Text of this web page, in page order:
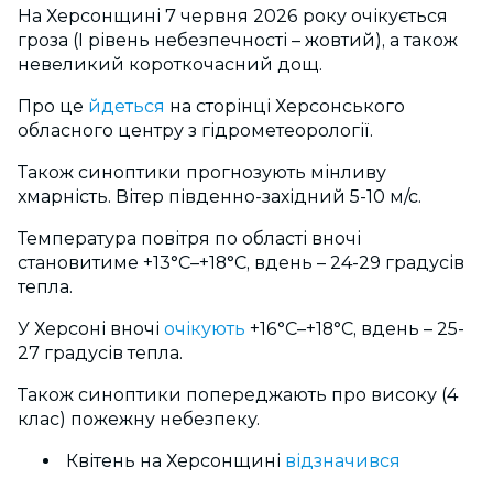
На Херсонщині 7 червня 2026 року очікується
гроза (I рівень небезпечності – жовтий), а також
невеликий короткочасний дощ.
Про це йдеться на сторінці Херсонського
обласного центру з гідрометеорології.
Також синоптики прогнозують мінливу
хмарність. Вітер південно-західний 5-10 м/с.
Температура повітря по області вночі
становитиме +13°С–+18°С, вдень – 24-29 градусів
тепла.
У Херсоні вночі очікують +16°С–+18°С, вдень – 25-
27 градусів тепла.
Також синоптики попереджають про високу (4
клас) пожежну небезпеку.
Квітень на Херсонщині відзначився